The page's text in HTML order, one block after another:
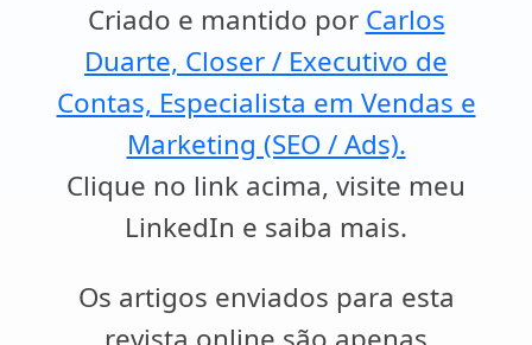
Criado e mantido por Carlos
Duarte, Closer / Executivo de
Contas, Especialista em Vendas e
Marketing (SEO / Ads).
Clique no link acima, visite meu
LinkedIn e saiba mais.
Os artigos enviados para esta